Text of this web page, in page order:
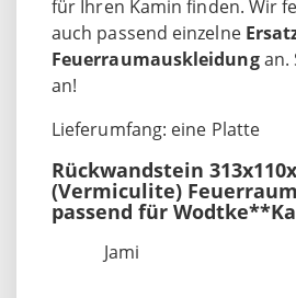
für Ihren Kamin finden. Wir
auch passend einzelne
Feuerraumauskleidungan.
an!
Lieferumfang: eine Platte
Rückwandstein
(Vermiculite)
passend für
Jami